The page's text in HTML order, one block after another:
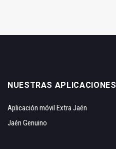
NUESTRAS APLICACIONES
Aplicación móvil Extra Jaén
Jaén Genuino